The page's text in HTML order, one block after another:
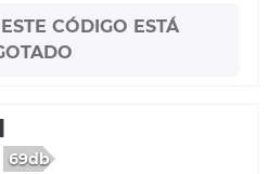
CÓDIGO ESTÁ
69db